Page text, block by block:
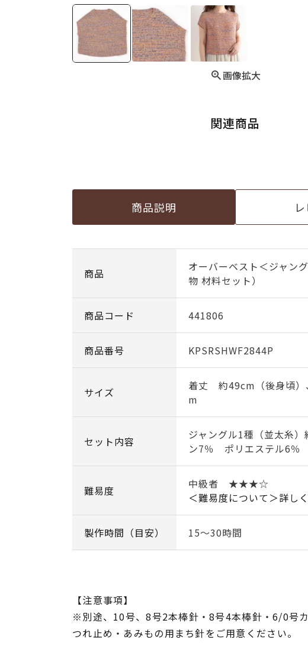
画像拡大
関連商品
商品説明
商品
オーバーベスト＜ジャン
物 材料セット）
商品コード 441806
商品番号 KPSRSHWF2844P
サイズ
着丈 約49cm（後身頃
m
セット内容
ジャングル1種（並太糸
ン7％ ポリエステル6％
難易度
中級者 ★★★☆
＜難易度について＞詳し
製作時間（目安） 15～30時間
【注意事項】
※別途、10号、8号2本棒針・8号4本棒針・6/0号
つれ止め・あみもの用まち針をご用意ください。